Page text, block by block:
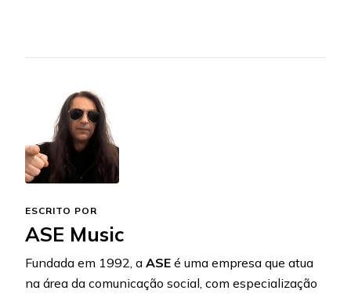
ESCRITO POR
ASE Music
Fundada em 1992, a ASE é uma empresa que atua
na área da comunicação social, com especialização